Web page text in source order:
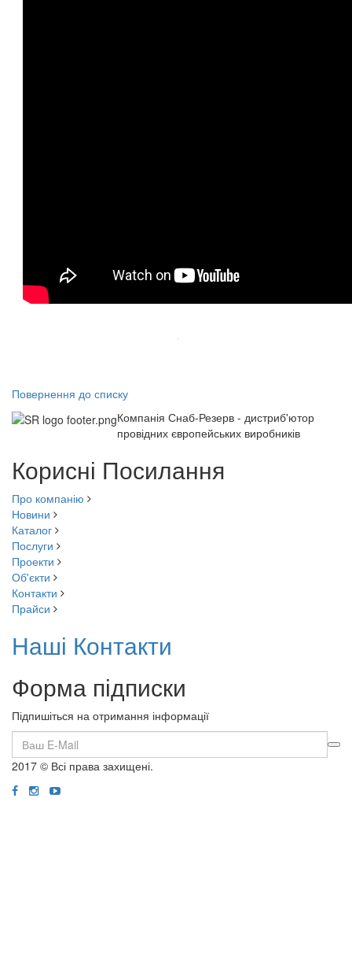
Повернення до списку
Компанія Снаб-Резерв - дистриб'ютор
провідних європейських виробників
Корисні Посилання
Про компанію
Новини
Каталог
Послуги
Проекти
Об'єкти
Контакти
Прайси
Наші Контакти
Форма підписки
Підпишіться на отримання інформації
2017 © Всі права захищені.